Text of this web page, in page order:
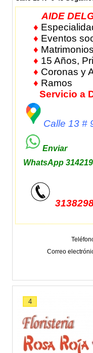
AIDE
♦
♦ Eventos
♦
♦ 15 Años,
♦ Coronas y
♦ Ramos
Servicio a
Calle 13 #
WhatsApp
Correo
4